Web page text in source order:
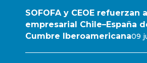
SOFOFA y CEOE refuerzan
empresarial Chile–España
Cumbre Iberoamericana09